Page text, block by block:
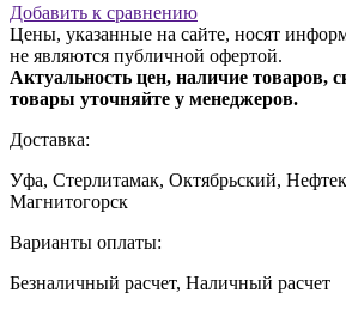
Добавить к сравнению
Цены, указанные на сайте, носят
не являются публичной офертой.
Актуальность цен, наличие товаров,
товары уточняйте у менеджеров.
Доставка:
Уфа, Стерлитамак, Октябрьский,
Магнитогорск
Варианты оплаты:
Безналичный расчет, Наличный расчет